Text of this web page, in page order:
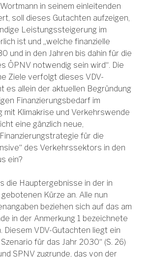
in seinem einleitenden
soll dieses Gutachten aufzeigen,
Leistungssteigerung im
ist und „welche finanzielle
und in den Jahren bis dahin für die
ÖPNV notwendig sein wird“. Die
Ziele verfolgt dieses VDV-
es allein der aktuellen Begründung
Finanzierungsbedarf im
mit Klimakrise und Verkehrswende
eine gänzlich neue,
für die
des Verkehrssektors in den
ein?
die Hauptergebnisse in der in
Kürze an. Alle nun
beziehen sich auf das am
in der Anmerkung 1 bezeichnete
Diesem VDV-Gutachten liegt ein
für das Jahr 2030“ (S. 26)
SPNV zugrunde, das von der